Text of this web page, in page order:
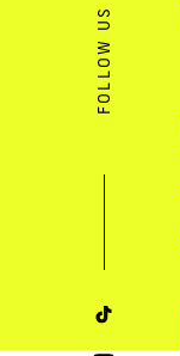
FOLLOW US